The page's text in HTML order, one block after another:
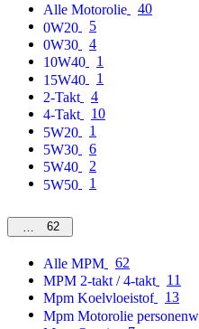
Alle Motorolie
40
0W20
5
0W30
4
10W40
1
15W40
1
2-Takt
4
4-Takt
10
5W20
1
5W30
6
5W40
2
5W50
1
MPM62
Alle MPM
62
MPM 2-takt / 4-takt
11
Mpm Koelvloeistof
13
Mpm Motorolie